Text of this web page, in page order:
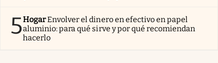
5HogarEnvolver el dinero en efectivo en papel
aluminio: para qué sirve y por qué recomiendan
hacerlo